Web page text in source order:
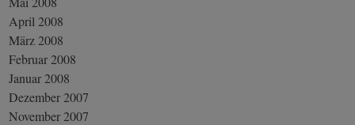
April 2008
März 2008
Februar 2008
Januar 2008
Dezember 2007
November 2007